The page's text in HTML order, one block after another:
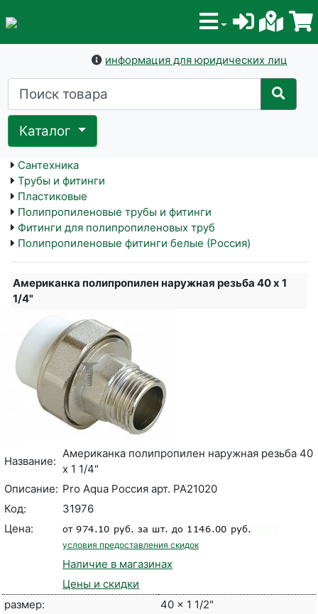
информация для юридических лиц
Каталог
Сантехника
Трубы и фитинги
Пластиковые
Полипропиленовые трубы и фитинги
Фитинги для полипропиленовых труб
Полипропиленовые фитинги белые (Россия)
Американка полипропилен наружная резьба 40 x 1
1/4"
Название:
Американка полипропилен наружная резьба 40
x 1 1/4"
Описание: Pro Aqua Россия арт. PA21020
Код:
31976
Цена:
условия предоставления скидок
Наличие в магазинах
Цены и скидки
размер:
40 x 1 1/2"